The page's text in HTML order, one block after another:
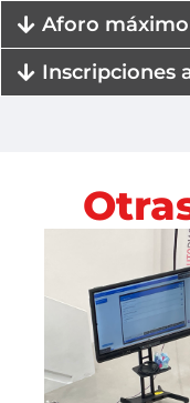
Aforo máximo
Inscripciones